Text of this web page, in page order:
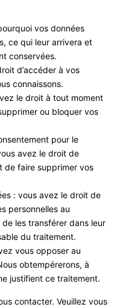
vos données
ce qui leur arrivera et
conservées.
d’accéder à vos
connaissons.
le droit à tout moment
ou bloquer vos
pour le
avez le droit de
de faire supprimer vos
: vous avez le droit de
personnelles au
les transférer dans leur
du traitement.
vous opposer au
obtempérerons, à
justifient ce traitement.
contacter. Veuillez vous